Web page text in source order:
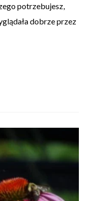
potrzebujesz,
dobrze przez